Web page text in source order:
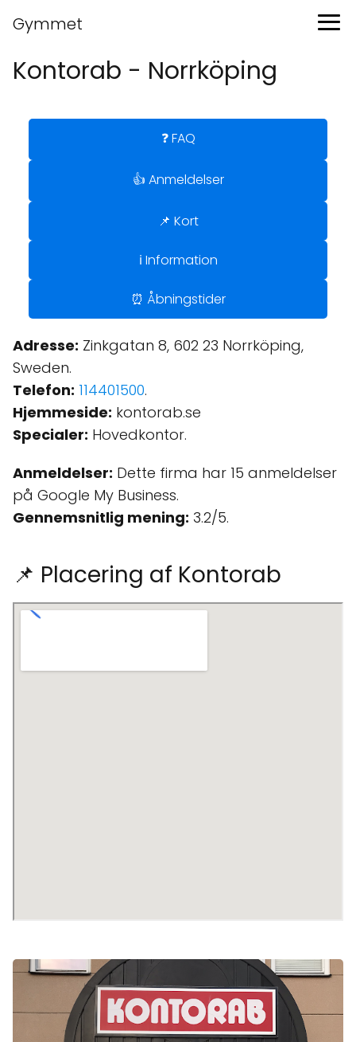
Gymmet
Kontorab - Norrköping
❓ FAQ
👍 Anmeldelser
📌 Kort
ℹ️ Information
⏰ Åbningstider
Adresse: Zinkgatan 8, 602 23 Norrköping,
Sweden.
Telefon: 114401500.
Hjemmeside: kontorab.se
Specialer: Hovedkontor.
Anmeldelser: Dette firma har 15 anmeldelser
på Google My Business.
Gennemsnitlig mening: 3.2/5.
📌 Placering af Kontorab